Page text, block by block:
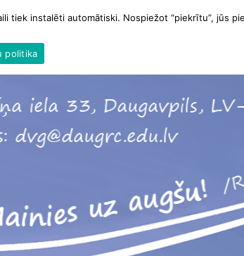
instalēti automātiski. Nospiežot “piekrītu”, jūs
politika